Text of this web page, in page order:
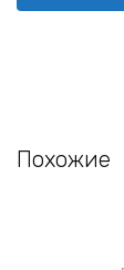
Похожие